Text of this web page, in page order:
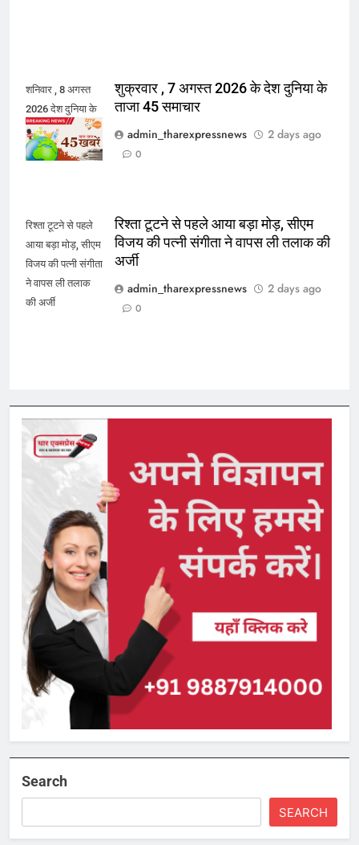
शनिवार , 8 अगस्त
2026 देश दुनिया के
45 ताजा समाचार
शुक्रवार , 7 अगस्त 2026 के देश दुनिया के
ताजा 45 समाचार
admin_tharexpressnews
2 days ago
0
रिश्ता टूटने से पहले
आया बड़ा मोड़, सीएम
विजय की पत्नी संगीता
ने वापस ली तलाक
की अर्जी
रिश्ता टूटने से पहले आया बड़ा मोड़, सीएम
विजय की पत्नी संगीता ने वापस ली तलाक की
अर्जी
admin_tharexpressnews
2 days ago
0
Search
SEARCH